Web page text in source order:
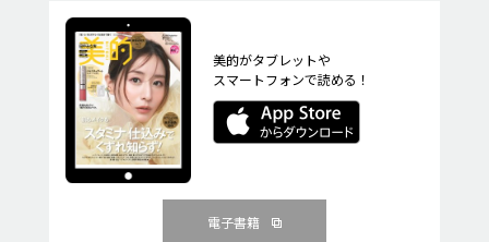
美的がタブレットや
スマートフォンで読める！
電子書籍